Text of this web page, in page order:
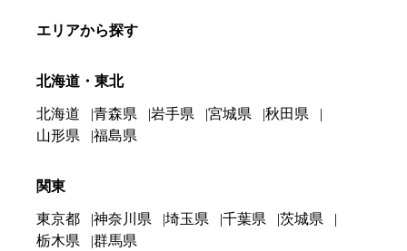
エリアから探す
北海道・東北
北海道 青森県 岩手県 宮城県
秋田県
山形県
福島県
関東
東京都 神奈川県 埼玉県 千葉県
茨城県
栃木県
群馬県